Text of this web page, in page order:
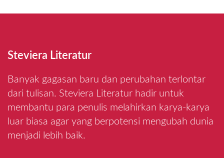
Steviera Literatur
Banyak gagasan baru dan perubahan terlontar
dari tulisan. Steviera Literatur hadir untuk
membantu para penulis melahirkan karya-karya
luar biasa agar yang berpotensi mengubah dunia
menjadi lebih baik.